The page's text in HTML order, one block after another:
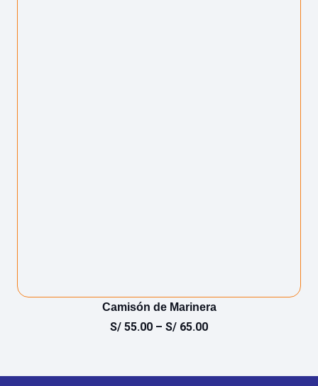
Camisón de Marinera
S/ 55.00 – S/ 65.00